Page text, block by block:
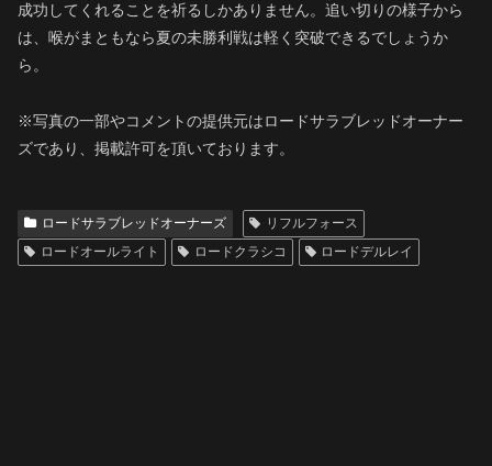
成功してくれることを祈るしかありません。追い切りの様子から
は、喉がまともなら夏の未勝利戦は軽く突破できるでしょうか
ら。
※写真の一部やコメントの提供元はロードサラブレッドオーナー
ズであり、掲載許可を頂いております。
ロードサラブレッドオーナーズ
リフルフォース
ロードオールライト
ロードクラシコ ロードデルレイ